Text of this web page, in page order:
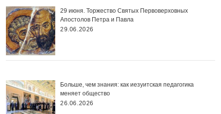
29 июня. Торжество Святых Первоверховных
Апостолов Петра и Павла
29.06.2026
Больше, чем знания: как иезуитская педагогика
меняет общество
26.06.2026